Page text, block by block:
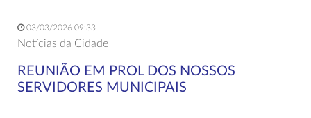
03/03/2026 09:33
Notícias da Cidade
REUNIÃO EM PROL DOS NOSSOS
SERVIDORES MUNICIPAIS